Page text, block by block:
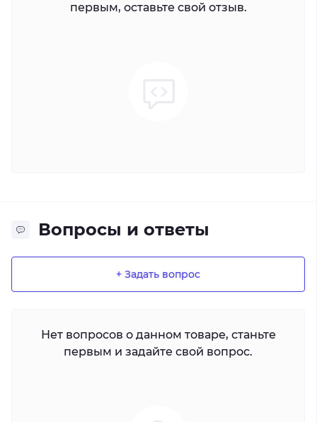
первым, оставьте свой отзыв.
Вопросы и ответы
+ Задать вопрос
Нет вопросов о данном товаре, станьте
первым и задайте свой вопрос.